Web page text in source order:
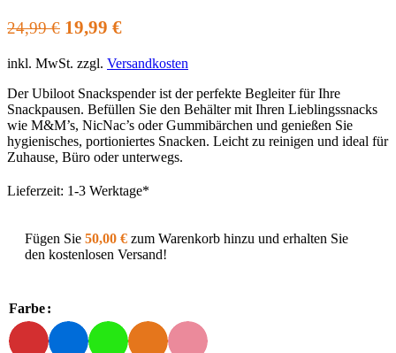
24,99€ Ursprünglicher
war:
24,99 €
19,99 €Aktueller
ist:
19,99 €.
inkl. MwSt. zzgl. Versandkosten
Der Ubiloot Snackspender ist der perfekte Begleiter für Ihre
Snackpausen. Befüllen Sie den Behälter mit Ihren Lieblingssnacks
wie M&M’s, NicNac’s oder Gummibärchen und genießen Sie
hygienisches, portioniertes Snacken. Leicht zu reinigen und ideal für
Zuhause, Büro oder unterwegs.
Lieferzeit: 1-3 Werktage*
Fügen Sie 50,00 € zum Warenkorb hinzu und erhalten Sie
den kostenlosen Versand!
Farbe